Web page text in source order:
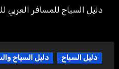
دليل السياح للمسافر العربي
دليل السياح دليل السياح